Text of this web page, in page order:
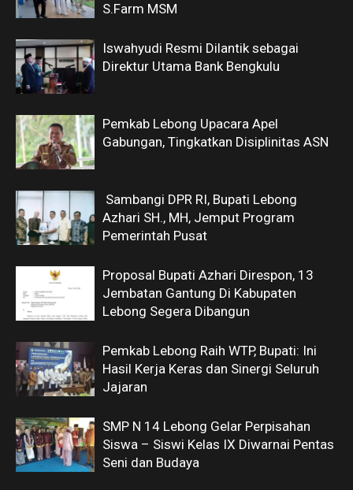
S.Farm MSM
Iswahyudi Resmi Dilantik sebagai
Direktur Utama Bank Bengkulu
Pemkab Lebong Upacara Apel
Gabungan, Tingkatkan Disiplinitas ASN
Sambangi DPR RI, Bupati Lebong
Azhari SH., MH, Jemput Program
Pemerintah Pusat
Proposal Bupati Azhari Direspon, 13
Jembatan Gantung Di Kabupaten
Lebong Segera Dibangun
Pemkab Lebong Raih WTP, Bupati: Ini
Hasil Kerja Keras dan Sinergi Seluruh
Jajaran
SMP N 14 Lebong Gelar Perpisahan
Siswa – Siswi Kelas IX Diwarnai Pentas
Seni dan Budaya